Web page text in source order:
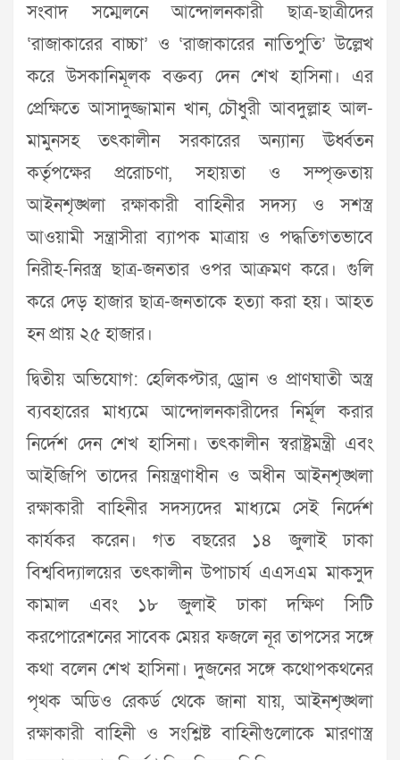
সংবাদ সম্মেলনে আন্দোলনকারী ছাত্র-ছাত্রীদের
‘রাজাকারের বাচ্চা’ ও ‘রাজাকারের নাতিপুতি’ উল্লেখ
করে উসকানিমূলক বক্তব্য দেন শেখ হাসিনা। এর
প্রেক্ষিতে আসাদুজ্জামান খান, চৌধুরী আবদুল্লাহ আল-
মামুনসহ তৎকালীন সরকারের অন্যান্য ঊর্ধ্বতন
কর্তৃপক্ষের প্ররোচণা, সহায়তা ও সম্পৃক্ততায়
আইনশৃঙ্খলা রক্ষাকারী বাহিনীর সদস্য ও সশস্ত্র
আওয়ামী সন্ত্রাসীরা ব্যাপক মাত্রায় ও পদ্ধতিগতভাবে
নিরীহ-নিরস্ত্র ছাত্র-জনতার ওপর আক্রমণ করে। গুলি
করে দেড় হাজার ছাত্র-জনতাকে হত্যা করা হয়। আহত
হন প্রায় ২৫ হাজার।
দ্বিতীয় অভিযোগ: হেলিকপ্টার, ড্রোন ও প্রাণঘাতী অস্ত্র
ব্যবহারের মাধ্যমে আন্দোলনকারীদের নির্মূল করার
নির্দেশ দেন শেখ হাসিনা। তৎকালীন স্বরাষ্ট্রমন্ত্রী এবং
আইজিপি তাদের নিয়ন্ত্রণাধীন ও অধীন আইনশৃঙ্খলা
রক্ষাকারী বাহিনীর সদস্যদের মাধ্যমে সেই নির্দেশ
কার্যকর করেন। গত বছরের ১৪ জুলাই ঢাকা
বিশ্ববিদ্যালয়ের তৎকালীন উপাচার্য এএসএম মাকসুদ
কামাল এবং ১৮ জুলাই ঢাকা দক্ষিণ সিটি
করপোরেশনের সাবেক মেয়র ফজলে নূর তাপসের সঙ্গে
কথা বলেন শেখ হাসিনা। দুজনের সঙ্গে কথোপকথনের
পৃথক অডিও রেকর্ড থেকে জানা যায়, আইনশৃঙ্খলা
রক্ষাকারী বাহিনী ও সংশ্লিষ্ট বাহিনীগুলোকে মারণাস্ত্র